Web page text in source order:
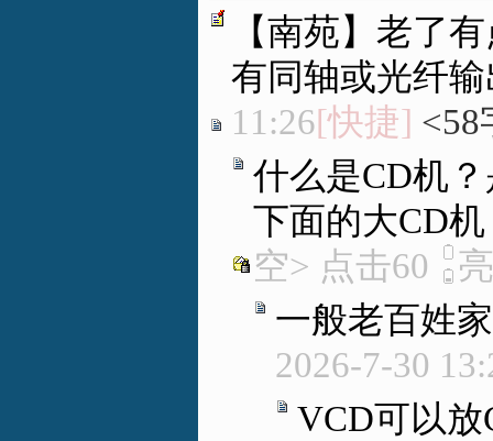
【南苑】老了
有同轴或光纤
11:26[快捷] <58
什么是CD机
下面的大CD
空> 点击60
一般老百姓
2026-7-30
VCD可以